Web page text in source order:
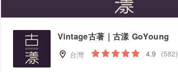
Vintage古著｜古漾 GoYoung
台灣 4.9 (582)